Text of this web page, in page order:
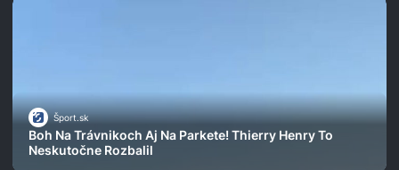
Šport.sk
Boh Na Trávnikoch Aj Na Parkete! Thierry Henry To
Neskutočne Rozbalil